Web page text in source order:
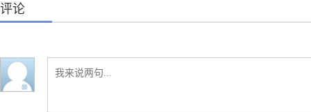
评论